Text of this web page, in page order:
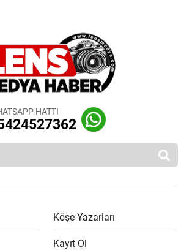
HATTI
Köşe Yazarları
Kayıt Ol